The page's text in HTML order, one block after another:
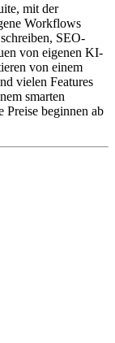
mit der
Workflows
SEO-
von eigenen KI-
von einem
vielen Features
smarten
Preise beginnen ab